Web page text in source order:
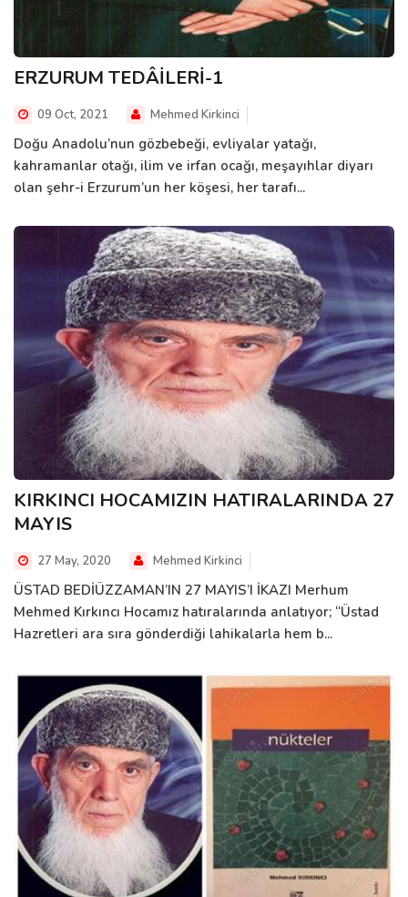
ERZURUM TEDÂİLERİ-1
09 Oct, 2021 Mehmed Kirkinci
Doğu Anadolu’nun gözbebeği, evliyalar yatağı,
kahramanlar otağı, ilim ve irfan ocağı, meşayıhlar diyarı
olan şehr-i Erzurum’un her köşesi, her tarafı...
KIRKINCI HOCAMIZIN HATIRALARINDA 27
MAYIS
27 May, 2020 Mehmed Kirkinci
ÜSTAD BEDİÜZZAMAN’IN 27 MAYIS’I İKAZI Merhum
Mehmed Kırkıncı Hocamız hatıralarında anlatıyor; “Üstad
Hazretleri ara sıra gönderdiği lahikalarla hem b...